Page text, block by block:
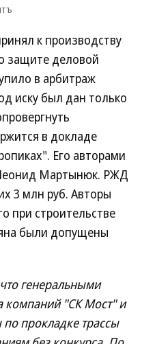
к производству
защите деловой
в арбитраж
иску был дан только
в докладе
Его авторами
Мартынюк. РЖД
3 млн руб. Авторы
при строительстве
были допущены
генеральными
компаний "СК Мост" и
прокладке трассы